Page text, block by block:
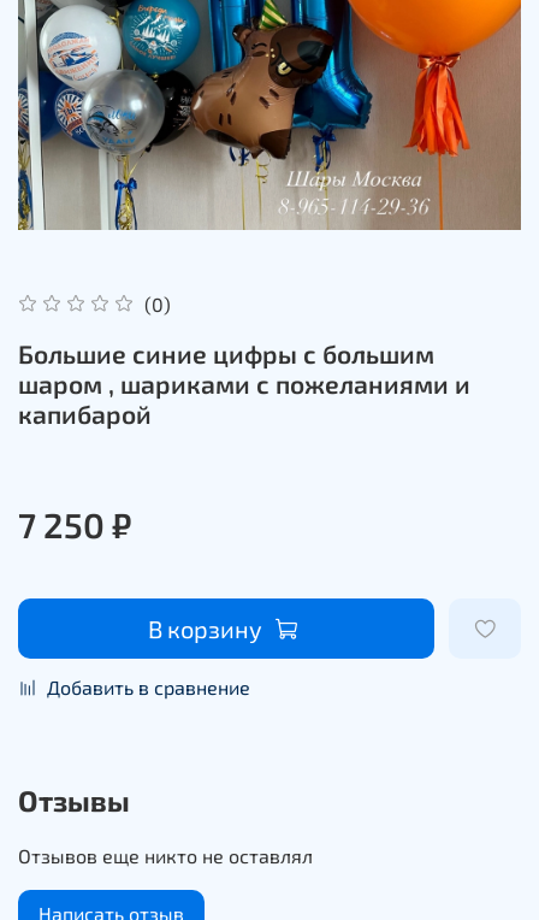
(0)
Большие синие цифры с большим
шаром , шариками с пожеланиями и
капибарой
7 250 ₽
В корзину
Добавить в сравнение
Отзывы
Отзывов еще никто не оставлял
Написать отзыв